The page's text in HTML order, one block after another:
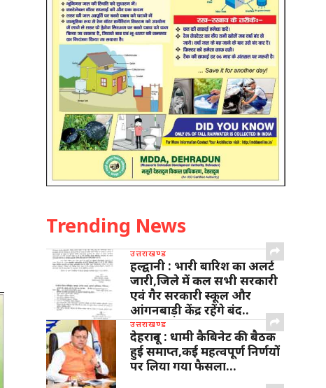
Trending News
उत्तराखण्ड
हल्द्वानी : भारी बारिश का अलर्ट
जारी,जिले में कल सभी सरकारी
एवं गैर सरकारी स्कूल और
आंगनबाड़ी केंद्र रहेंगे बंद..
उत्तराखण्ड
देहरादून : धामी कैबिनेट की बैठक
हुई समाप्त,कई महत्वपूर्ण निर्णयों
पर लिया गया फैसला…